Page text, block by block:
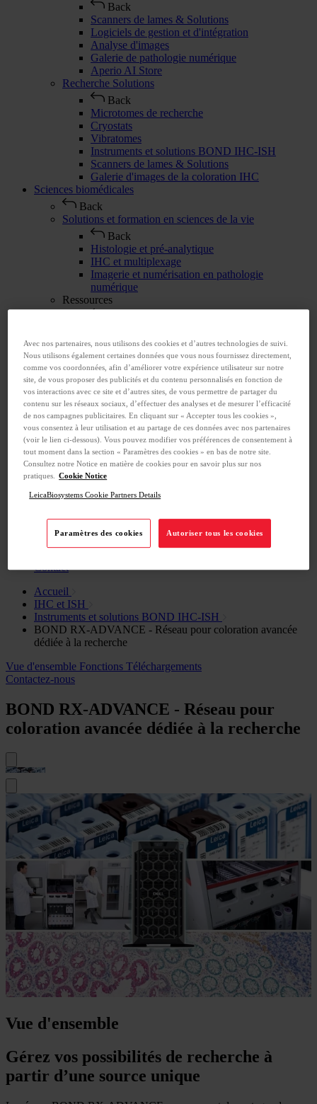
Back
Scanners de lames & Solutions
Logiciels de gestion et d'intégration
Analyse d'images
Galerie de pathologie numérique
Aperio AI Store
Recherche Solutions
Back
Microtomes de recherche
Cryostats
Vibratomes
Instruments et solutions BOND IHC-ISH
Scanners de lames & Solutions
Galerie d'images de la coloration IHC
Sciences biomédicales
Back
Solutions et formation en sciences de la vie
Back
Histologie et pré-analytique
IHC et multiplexage
Imagerie et numérisation en pathologie
numérique
Ressources
Galerie de pathologie numérique
Media Coverage
Technologies et instruments
Back
Automate de coloration entièrement automatisé
pour la recherche
Digital Pathology & Computational Solutions
Vibratomes
Cryostats
Partenaires d'innovation
Back
Abcam
Advanced Cell Diagnostics
Cell Signaling Technology
Molecular Instruments
Contact
Accueil
IHC et ISH
Instruments et solutions BOND IHC-ISH
BOND RX-ADVANCE - Réseau pour coloration avancée
dédiée à la recherche
Vue d'ensemble Fonctions Téléchargements
Contactez-nous
BOND RX-ADVANCE - Réseau pour
coloration avancée dédiée à la recherche
Vue d'ensemble
Gérez vos possibilités de recherche à
partir d’une source unique
Avec nos partenaires, nous utilisons des cookies et d’autres technologies de suivi.
Nous utilisons également certaines données que vous nous fournissez directement,
comme vos coordonnées, afin d’améliorer votre expérience utilisateur sur notre
site, de vous proposer des publicités et du contenu personnalisés en fonction de
vos interactions avec ce site et d’autres sites, de vous permettre de partager du
contenu sur les réseaux sociaux, d’effectuer des analyses et de mesurer l’efficacité
de nos campagnes publicitaires. En cliquant sur « Accepter tous les cookies »,
vous consentez à leur utilisation et au partage de ces données avec nos partenaires
(voir le lien ci-dessous). Vous pouvez modifier vos préférences de consentement à
tout moment dans la section « Paramètres des cookies » en bas de notre site.
Consultez notre Notice en matière de cookies pour en savoir plus sur nos
pratiques.
Cookie Notice
LeicaBiosystems Cookie Partners Details
Paramètres des cookies Autoriser tous les cookies